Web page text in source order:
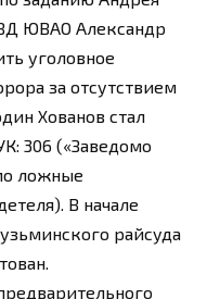
ЮВАО Александр
уголовное
за отсутствием
Хованов стал
306 («Заведомо
ложные
В начале
райсуда